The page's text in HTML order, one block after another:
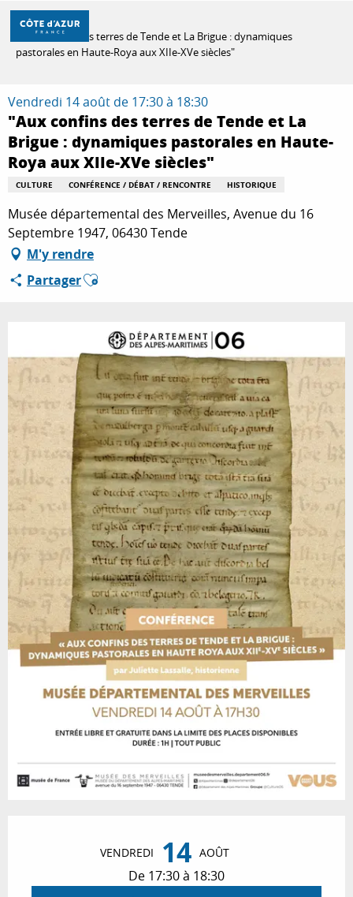
Aller
contenu
À FAIRE
SÉJOURNER
Accueil
"Aux confins des terres de Tende et La Brigue : dynamiques
pastorales en Haute-Roya aux XIIe-XVe siècles"
Vendredi 14 août de 17:30 à 18:30
"Aux confins des terres de Tende et La
Brigue : dynamiques pastorales en Haute-
Roya aux XIIe-XVe siècles"
CULTURE CONFÉRENCE / DÉBAT / RENCONTRE HISTORIQUE
Musée départemental des Merveilles, Avenue du 16
Septembre 1947, 06430 Tende
M'y rendre
PartagerAjouter aux favoris
VENDREDI 14 AOÛT
De 17:30 à 18:30